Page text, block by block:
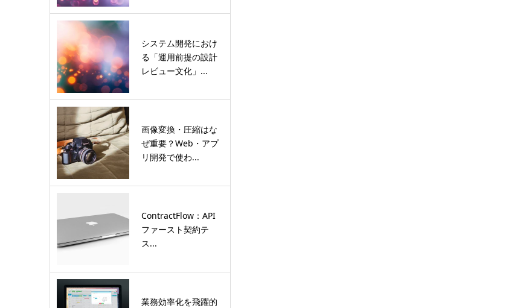
システム開発におけ
る「運用前提の設計
レビュー文化」...
画像変換・圧縮はな
ぜ重要？Web・アプ
リ開発で使わ...
ContractFlow：API
ファースト契約テ
ス...
業務効率化を飛躍的